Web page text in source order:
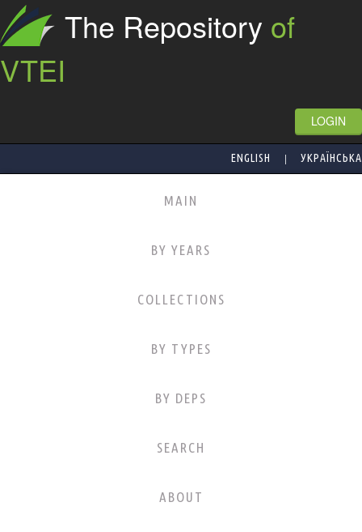
The Repository of
VTEI
LOGIN
ENGLISH | УКРАЇНСЬКА
MAIN
BY YEARS
COLLECTIONS
BY TYPES
BY DEPS
SEARCH
ABOUT